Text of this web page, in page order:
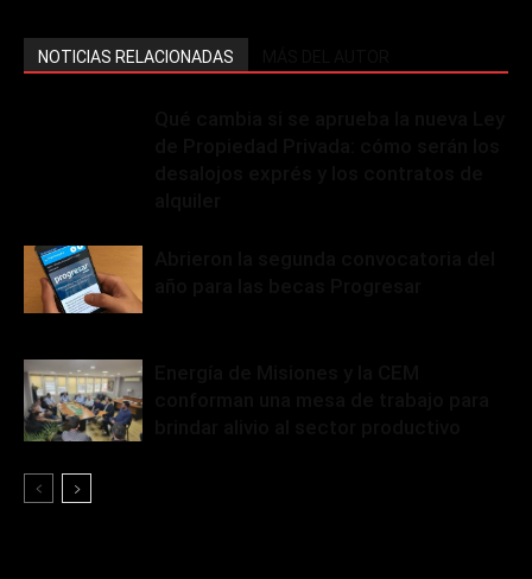
NOTICIAS RELACIONADAS